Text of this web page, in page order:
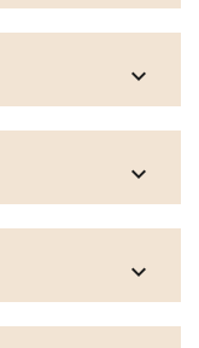
expand_more
expand_more
expand_more